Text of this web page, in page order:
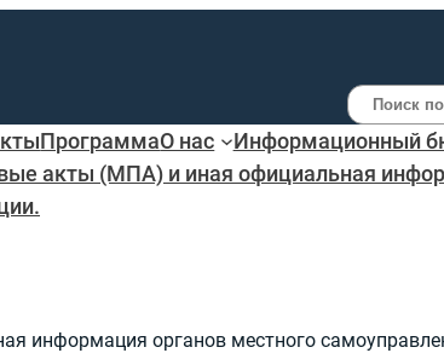
Поиск
ПрограммаО нас
Информационный
акты (МПА) и иная официальная
информация органов местного